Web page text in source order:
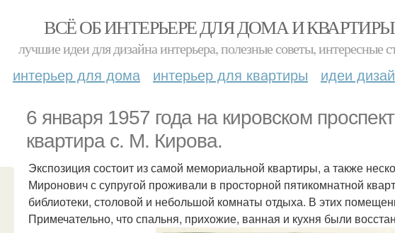
ВСЁ ОБ ИНТЕРЬЕРЕ ДЛЯ ДОМА И КВАРТИРЫ
лучшие идеи для дизайна интерьера, полезные советы, интересные
интерьер для дома интерьер для квартиры идеи
6 января 1957 года на кировском
квартира с. М. Кирова.
Экспозиция состоит из самой мемориальной квартиры, а также
Миронович с супругой проживали в просторной пятикомнатной
библиотеки, столовой и небольшой комнаты отдыха. В этих
Примечательно, что спальня, прихожие, ванная и кухня были